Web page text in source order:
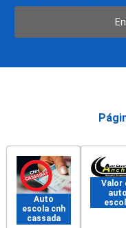
Auto
escola cnh
cassada
Valor
auto